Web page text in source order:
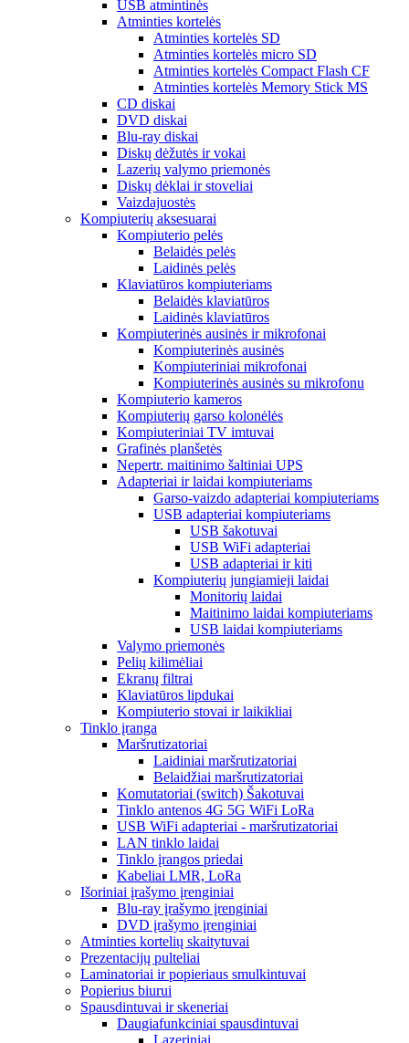
USB atmintinės
Atminties kortelės
Atminties kortelės SD
Atminties kortelės micro SD
Atminties kortelės Compact Flash CF
Atminties kortelės Memory Stick MS
CD diskai
DVD diskai
Blu-ray diskai
Diskų dėžutės ir vokai
Lazerių valymo priemonės
Diskų dėklai ir stoveliai
Vaizdajuostės
Kompiuterių aksesuarai
Kompiuterio pelės
Belaidės pelės
Laidinės pelės
Klaviatūros kompiuteriams
Belaidės klaviatūros
Laidinės klaviatūros
Kompiuterinės ausinės ir mikrofonai
Kompiuterinės ausinės
Kompiuteriniai mikrofonai
Kompiuterinės ausinės su mikrofonu
Kompiuterio kameros
Kompiuterių garso kolonėlės
Kompiuteriniai TV imtuvai
Grafinės planšetės
Nepertr. maitinimo šaltiniai UPS
Adapteriai ir laidai kompiuteriams
Garso-vaizdo adapteriai kompiuteriams
USB adapteriai kompiuteriams
USB šakotuvai
USB WiFi adapteriai
USB adapteriai ir kiti
Kompiuterių jungiamieji laidai
Monitorių laidai
Maitinimo laidai kompiuteriams
USB laidai kompiuteriams
Valymo priemonės
Pelių kilimėliai
Ekranų filtrai
Klaviatūros lipdukai
Kompiuterio stovai ir laikikliai
Tinklo įranga
Maršrutizatoriai
Laidiniai maršrutizatoriai
Belaidžiai maršrutizatoriai
Komutatoriai (switch) Šakotuvai
Tinklo antenos 4G 5G WiFi LoRa
USB WiFi adapteriai - maršrutizatoriai
LAN tinklo laidai
Tinklo įrangos priedai
Kabeliai LMR, LoRa
Išoriniai įrašymo įrenginiai
Blu-ray įrašymo įrenginiai
DVD įrašymo įrenginiai
Atminties kortelių skaitytuvai
Prezentacijų pulteliai
Laminatoriai ir popieriaus smulkintuvai
Popierius biurui
Spausdintuvai ir skeneriai
Daugiafunkciniai spausdintuvai
Lazeriniai